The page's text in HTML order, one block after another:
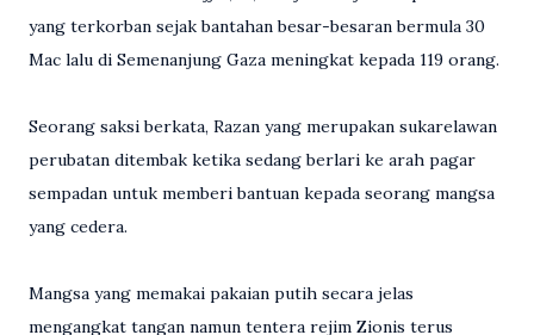
yang terkorban sejak bantahan besar-besaran bermula 30
Mac lalu di Semenanjung Gaza mening­kat kepada 119 orang.
Seorang saksi berkata, Razan yang merupakan sukarelawan
perubatan ditembak ketika sedang berlari ke arah pagar
sempadan untuk memberi bantuan kepada seorang mangsa
yang cedera.
Mangsa yang memakai pakaian­ putih secara jelas
mengangkat tangan namun tentera rejim Zionis terus